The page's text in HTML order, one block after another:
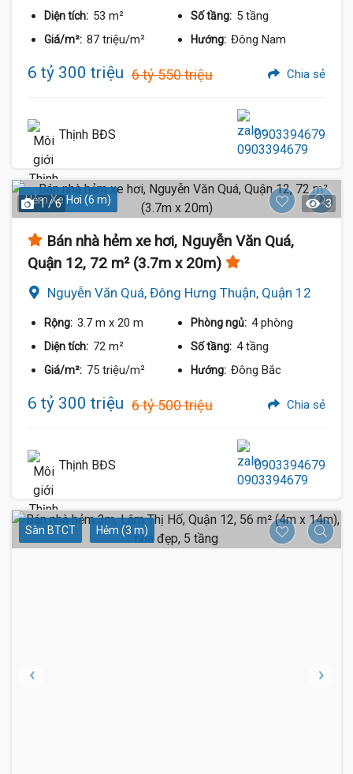
Diện tích: 53 m² Số tầng: 5 tầng
Giá/m²: 87 triệu/m² Hướng: Đông Nam
6 tỷ 300 triệu 6 tỷ 550 triệu Chia sẻ
Thịnh BĐS 0903394679
Hẻm Xe Hơi (6 m)
1 / 6 3
Bán nhà hẻm xe hơi, Nguyễn Văn Quá,
Quận 12, 72 m² (3.7m x 20m)
Nguyễn Văn Quá, Đông Hưng Thuận, Quận 12
Rộng: 3.7 m x 20 m Phòng ngủ: 4 phòng
Diện tích: 72 m² Số tầng: 4 tầng
Giá/m²: 75 triệu/m² Hướng: Đông Bắc
6 tỷ 300 triệu 6 tỷ 500 triệu Chia sẻ
Thịnh BĐS 0903394679
Sàn BTCT Hẻm (3 m)